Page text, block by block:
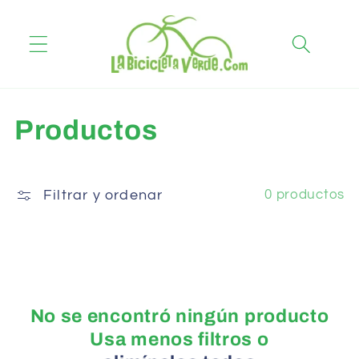
al contenido
C
l
Productos
Filtrar y ordenar 0 productos
No se encontró ningún producto
Usa menos filtros o